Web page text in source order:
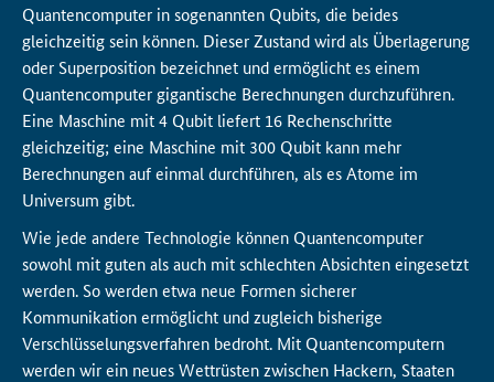
Quantencomputer in sogenannten Qubits, die beides
gleichzeitig sein können. Dieser Zustand wird als Überlagerung
oder Superposition bezeichnet und ermöglicht es einem
Quantencomputer gigantische Berechnungen durchzuführen.
Eine Maschine mit 4 Qubit liefert 16 Rechenschritte
gleichzeitig; eine Maschine mit 300 Qubit kann mehr
Berechnungen auf einmal durchführen, als es Atome im
Universum gibt.
Wie jede andere Technologie können Quantencomputer
sowohl mit guten als auch mit schlechten Absichten eingesetzt
werden. So werden etwa neue Formen sicherer
Kommunikation ermöglicht und zugleich bisherige
Verschlüsselungsverfahren bedroht. Mit Quantencomputern
werden wir ein neues Wettrüsten zwischen Hackern, Staaten